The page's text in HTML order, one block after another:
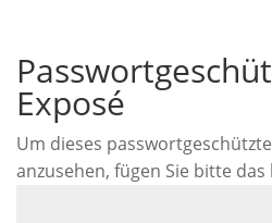
Exposé
Um dieses
anzusehen, fügen Sie bitte